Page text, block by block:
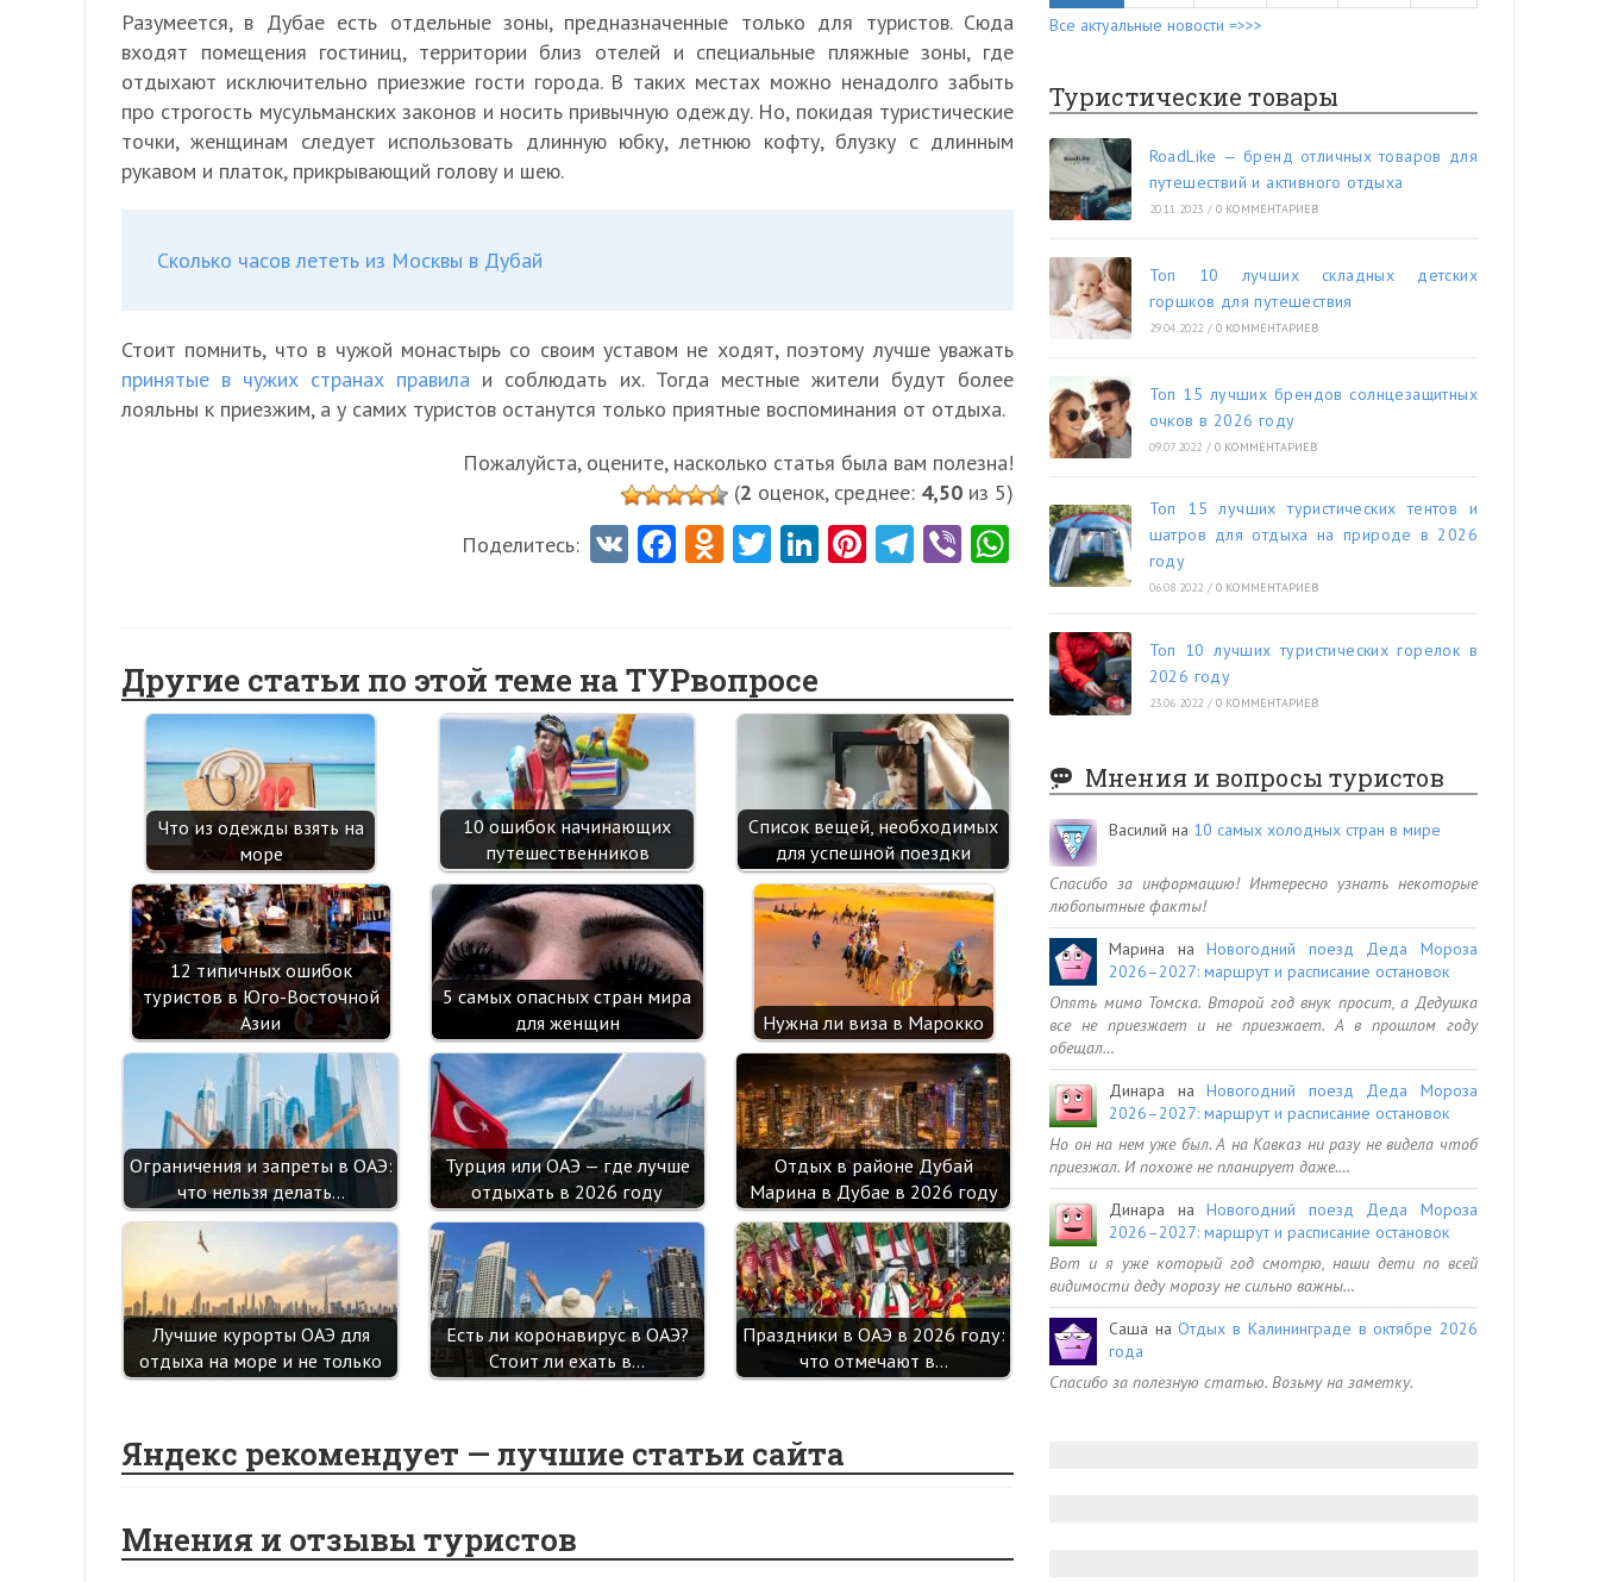
Разумеется, в Дубае есть отдельные зоны, предназначенные только для туристов. Сюда
входят помещения гостиниц, территории близ отелей и специальные пляжные зоны, где
отдыхают исключительно приезжие гости города. В таких местах можно ненадолго забыть
про строгость мусульманских законов и носить привычную одежду. Но, покидая туристические
точки, женщинам следует использовать длинную юбку, летнюю кофту, блузку с длинным
рукавом и платок, прикрывающий голову и шею.
Сколько часов лететь из Москвы в Дубай
Стоит помнить, что в чужой монастырь со своим уставом не ходят, поэтому лучше уважать
принятые в чужих странах правила и соблюдать их. Тогда местные жители будут более
лояльны к приезжим, а у самих туристов останутся только приятные воспоминания от отдыха.
Пожалуйста, оцените, насколько статья была вам полезна!
(2 оценок, среднее: 4,50из 5)
Поделитесь:
VFa
o
k
O
kl
as
ik
i
T Li
n
Pi
t
Te
m
Vi
Другие статьи по этой теме на ТУРвопросе
Что из одежды взять на
море
10 ошибок начинающих
путешественников
Список вещей, необходимых
для успешной поездки
12 типичных ошибок
туристов в Юго-Восточной
Азии
5 самых опасных стран мира
для женщин
Нужна ли виза в Марокко
Ограничения и запреты в ОАЭ:
что нельзя делать…
Турция или ОАЭ — где лучше
отдыхать в 2026 году
Отдых в районе Дубай
Марина в Дубае в 2026 году
Лучшие курорты ОАЭ для
отдыха на море и не только
Есть ли коронавирус в ОАЭ?
Стоит ли ехать в…
Праздники в ОАЭ в 2026 году:
что отмечают в…
Яндекс рекомендует — лучшие статьи сайта
Мнения и отзывы туристов
Все актуальные новости =>>>
Туристические товары
RoadLike — бренд отличных товаров для
путешествий и активного отдыха
20.11.2023 / 0 КОММЕНТАРИЕВ
Топ 10 лучших складных детских
горшков для путешествия
29.04.2022 / 0 КОММЕНТАРИЕВ
Топ 15 лучших брендов солнцезащитных
очков в 2026 году
09.07.2022 / 0 КОММЕНТАРИЕВ
Топ 15 лучших туристических тентов и
шатров для отдыха на природе в 2026
году
06.08.2022 / 0 КОММЕНТАРИЕВ
Топ 10 лучших туристических горелок в
2026 году
23.06.2022 / 0 КОММЕНТАРИЕВ
Мнения и вопросы туристов
Василий на 10 самых холодных стран в мире
Спасибо за информацию! Интересно узнать некоторые
любопытные факты!
Марина наНовогодний поезд Деда Мороза
2026–2027: маршрут и расписание остановок
Опять мимо Томска. Второй год внук просит, а Дедушка
все не приезжает и не приезжает. А в прошлом году
обещал…
Динара наНовогодний поезд Деда Мороза
2026–2027: маршрут и расписание остановок
Но он на нем уже был. А на Кавказ ни разу не видела чтоб
приезжал. И похоже не планирует даже.…
Динара наНовогодний поезд Деда Мороза
2026–2027: маршрут и расписание остановок
Вот и я уже который год смотрю, наши дети по всей
видимости деду морозу не сильно важны…
Саша наОтдых в Калининграде в октябре 2026
года
Спасибо за полезную статью. Возьму на заметку.